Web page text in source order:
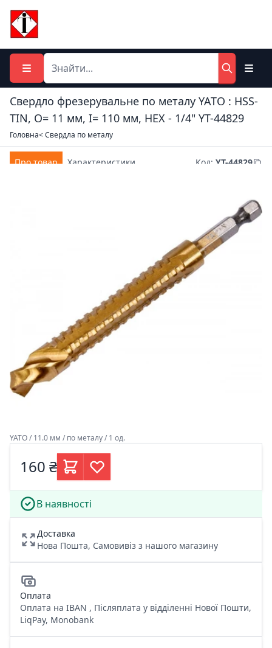
Свердло фрезерувальне по металу YATO : HSS-
TIN, O= 11 мм, І= 110 мм, HEX - 1/4" YT-44829
Головна< Свердла по металу
Про товар Характеристики Код: YT-44829
YATO / 11.0 мм / по металу / 1 од.
160 ₴
В наявності
Доставка
Нова Пошта, Самовивіз з нашого магазину
Оплата
Оплата на IBAN , Післяплата у відділенні Нової Пошти,
LiqPay, Monobank